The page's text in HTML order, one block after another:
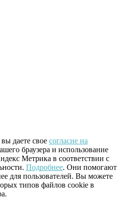
даете свое согласие на
браузера и использование
Метрика в соответствии с
Подробнее. Они помогают
для пользователей. Вы можете
типов файлов cookie в